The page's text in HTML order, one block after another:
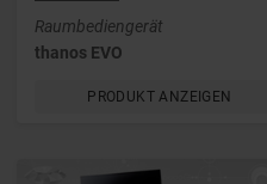
Raumbediengerät
thanos EVO
PRODUKT ANZEIGEN